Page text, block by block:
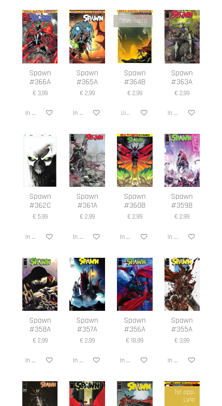
Spawn
#366A
€ 3,99
In winkelwagen
Spawn
#365A
€ 2,99
In winkelwagen
Uitverkocht
Spawn
#364B
€ 2,99
Uitverkocht
Spawn
#363A
€ 2,99
In winkelwagen
Spawn
#362C
€ 5,99
In winkelwagen
Spawn
#361A
€ 2,99
In winkelwagen
Spawn
#360B
€ 2,99
In winkelwagen
Spawn
#359B
€ 2,99
In winkelwagen
Spawn
#358A
€ 2,99
In winkelwagen
Spawn
#357A
€ 2,99
In winkelwagen
Spawn
#356A
€ 18,99
In winkelwagen
Spawn
#355A
€ 3,99
In winkelwagen
1st app.
Lyra